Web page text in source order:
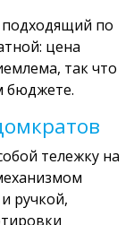
по
цена
так что
бюджете.
тележку на
ручкой,